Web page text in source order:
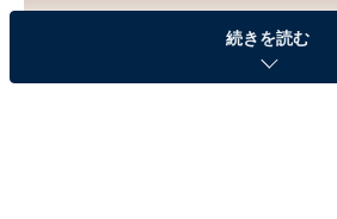
続きを読む